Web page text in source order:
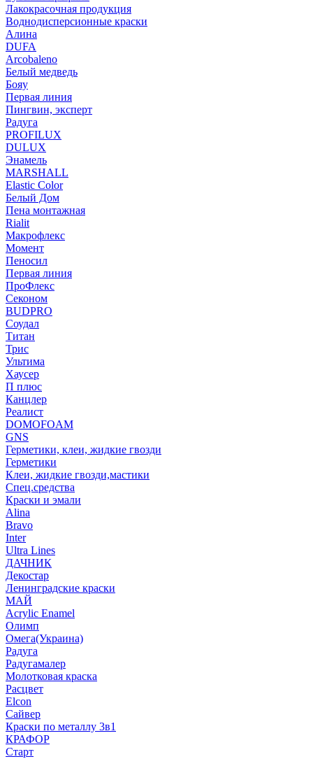
Лакокрасочная продукция
Воднодисперсионные краски
Алина
DUFA
Arcobaleno
Белый медведь
Бояу
Первая линия
Пингвин, эксперт
Радуга
PROFILUX
DULUX
Энамель
MARSHALL
Elastic Color
Белый Дом
Пена монтажная
Rialit
Макрофлекс
Момент
Пеносил
Первая линия
ПроФлекс
Секоном
BUDPRO
Соудал
Титан
Трис
Ультима
Хаусер
П плюс
Канцлер
Реалист
DOMOFOAM
GNS
Герметики, клеи, жидкие гвозди
Герметики
Клеи, жидкие гвозди,мастики
Спец.средства
Краски и эмали
Alina
Bravo
Inter
Ultra Lines
ДАЧНИК
Декостар
Ленинградские краски
МАЙ
Acrylic Enamel
Олимп
Омега(Украина)
Радуга
Радугамалер
Молотковая краска
Расцвет
Elcon
Сайвер
Краски по металлу 3в1
КРАФОР
Старт